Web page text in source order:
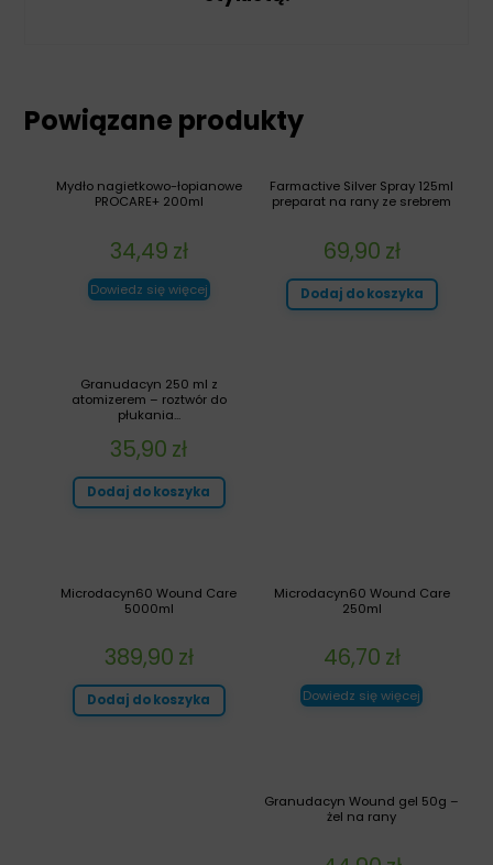
Powiązane produkty
Farmactive Silver Spray 125ml
preparat na rany ze srebrem
69,90 zł
Dodaj do koszyka
Mydło nagietkowo-łopianowe
PROCARE+ 200ml
34,49 zł
Dowiedz się więcej
Granudacyn 250 ml z
atomizerem – roztwór do
płukania...
35,90 zł
Dodaj do koszyka
Microdacyn60 Wound Care
250ml
46,70 zł
Dowiedz się więcej
Microdacyn60 Wound Care
5000ml
389,90 zł
Dodaj do koszyka
Granudacyn Wound gel 50g –
żel na rany